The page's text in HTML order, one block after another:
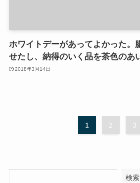
ホワイトデーがあってよかった。
せたし、納得のいく品を茶色のあ
2018年3月14日
1 2 3
検索